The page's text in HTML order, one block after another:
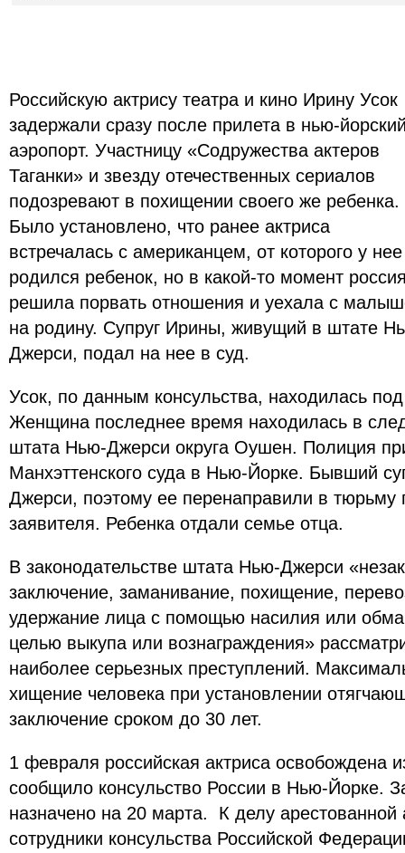
Российскую актрису театра и кино Ирину Усок
задержали сразу после прилета в нью-
аэропорт. Участницу «Содружества актеров
Таганки» и звезду отечественных сериалов
подозревают в похищении своего же ребенка.
Было установлено, что ранее актриса
встречалась с американцем, от которого у нее
родился ребенок, но в какой-то момент
решила порвать отношения и уехала с
на родину. Супруг Ирины, живущий в штате
Джерси, подал на нее в суд.
Усок, по данным консульства, находилась
Женщина последнее время находилась в
штата Нью-Джерси округа Оушен. Полиция
Манхэттенского суда в Нью-Йорке. Бывший
Джерси, поэтому ее перенаправили в тюрьму
заявителя. Ребенка отдали семье отца.
В законодательстве штата Нью-Джерси
заключение, заманивание, похищение,
удержание лица с помощью насилия или
целью выкупа или вознаграждения»
наиболее серьезных преступлений.
хищение человека при установлении
заключение сроком до 30 лет.
1 февраля российская актриса освобождена
сообщило консульство России в Нью-Йорке.
назначено на 20 марта. К делу арестованной
сотрудники консульства Российской